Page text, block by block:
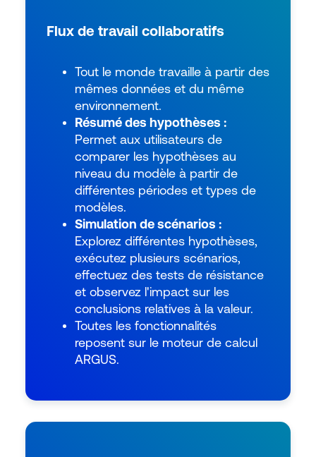
Flux de travail collaboratifs
Tout le monde travaille à partir des
mêmes données et du même
environnement.
Résumé des hypothèses :
Permet aux utilisateurs de
comparer les hypothèses au
niveau du modèle à partir de
différentes périodes et types de
modèles.
Simulation de scénarios :
Explorez différentes hypothèses,
exécutez plusieurs scénarios,
effectuez des tests de résistance
et observez l'impact sur les
conclusions relatives à la valeur.
Toutes les fonctionnalités
reposent sur le moteur de calcul
ARGUS.